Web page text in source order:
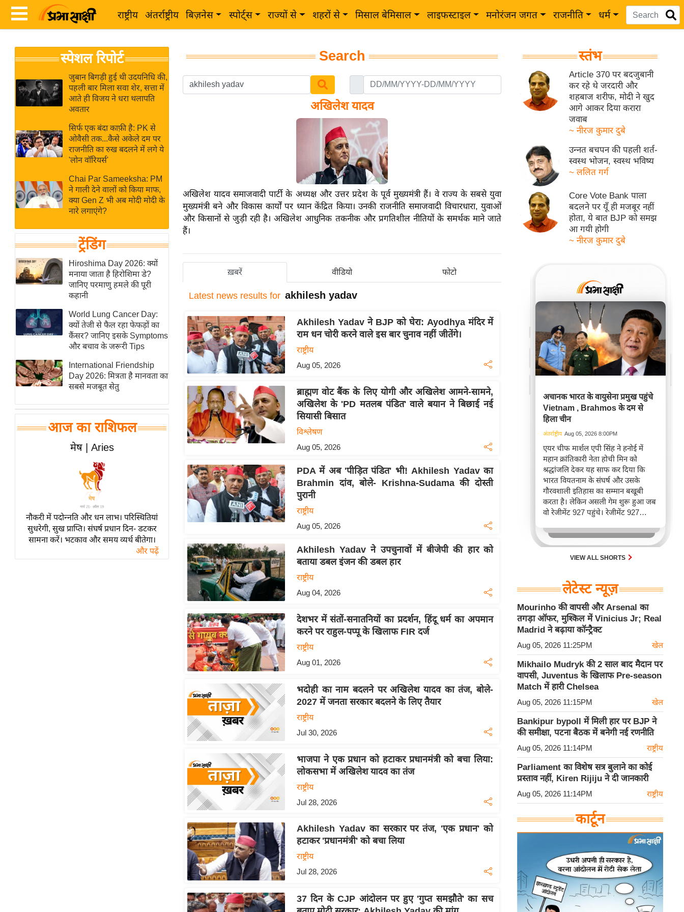
राष्ट्रीय अंतर्राष्ट्रीय बिज़नेस स्पोर्ट्स राज्यों से शहरों से मिसाल बेमिसाल लाइफस्टाइल मनोरंजन जगत राजनीति धर्म
News
Hindi
News
Live
News in
Hindi
Hindi
News
Hindi
ख
ब
अंतर्राष्ट्रीय
बिज़नेस
जगत
विशेषज्ञ
बजट
खेल
क्रिकेट
IPL
ई-पेपर
मिसाल बेमिसाल
यंग इंडिया
साहित्य जगत
न्यूज ब्रीफ
मनोरंजन जगत
बॉलीवुड
फिल्म समीक्षा
लाइफस्टाइल
टेक्नॉलॉजी
स्पेशल रिपोर्ट
जुबान बिगड़ी हुई थी उदयनिधि की,
पहली बार मिला सवा शेर, सत्ता में
आते ही विजय ने धरा थलापति
अवतार
सिर्फ एक बंदा काफ़ी है: PK से
ओवैसी तक...कैसे अकेले दम पर
राजनीति का रुख बदलने में लगे ये
'लोन वॉरियर्स'
Chai Par Sameeksha: PM
ने गाली देने वालों को किया माफ,
क्या Gen Z भी अब मोदी मोदी के
नारे लगाएंगे?
ट्रेंडिंग
Hiroshima Day 2026: क्यों
मनाया जाता है हिरोशिमा डे?
जानिए परमाणु हमले की पूरी
कहानी
World Lung Cancer Day:
क्यों तेजी से फैल रहा फेफड़ों का
कैंसर? जानिए इसके Symptoms
और बचाव के जरूरी Tips
International Friendship
Day 2026: मित्रता है मानवता का
सबसे मजबूत सेतु
आज का राशिफल
मेष | Aries
नौकरी में पदोन्नति और धन लाभ। परिस्थितियां
सुधरेगी, सुख प्राप्ति। संघर्ष प्रधान दिन- डटकर
सामना करें। भटकाव और समय व्यर्थ बीतेगा।
और पढ़ें
Search
अखिलेश यादव
अखिलेश यादव समाजवादी पार्टी के अध्यक्ष और उत्तर प्रदेश के पूर्व मुख्यमंत्री हैं। वे राज्य के सबसे युवा
मुख्यमंत्री बने और विकास कार्यों पर ध्यान केंद्रित किया। उनकी राजनीति समाजवादी विचारधारा, युवाओं
और किसानों से जुड़ी रही है। अखिलेश आधुनिक तकनीक और प्रगतिशील नीतियों के समर्थक माने जाते
हैं।
ख़बरें वीडियो फोटो
Latest news results for akhilesh yadav
Akhilesh Yadav ने BJP को घेरा: Ayodhya मंदिर में
राम धन चोरी करने वाले इस बार चुनाव नहीं जीतेंगे।
राष्ट्रीय
Aug 05, 2026
ब्राह्मण वोट बैंक के लिए योगी और अखिलेश आमने-सामने,
अखिलेश के 'PD मतलब पंडित' वाले बयान ने बिछाई नई
सियासी बिसात
विश्लेषण
Aug 05, 2026
PDA में अब 'पीड़ित पंडित' भी! Akhilesh Yadav का
Brahmin दांव, बोले- Krishna-Sudama की दोस्ती
पुरानी
राष्ट्रीय
Aug 05, 2026
Akhilesh Yadav ने उपचुनावों में बीजेपी की हार को
बताया डबल इंजन की डबल हार
राष्ट्रीय
Aug 04, 2026
देशभर में संतों-सनातनियों का प्रदर्शन, हिंदू धर्म का अपमान
करने पर राहुल-पप्पू के खिलाफ FIR दर्ज
राष्ट्रीय
Aug 01, 2026
भदोही का नाम बदलने पर अखिलेश यादव का तंज, बोले-
2027 में जनता सरकार बदलने के लिए तैयार
राष्ट्रीय
Jul 30, 2026
भाजपा ने एक प्रधान को हटाकर प्रधानमंत्री को बचा लिया:
लोकसभा में अखिलेश यादव का तंज
राष्ट्रीय
Jul 28, 2026
Akhilesh Yadav का सरकार पर तंज, 'एक प्रधान' को
हटाकर 'प्रधानमंत्री' को बचा लिया
राष्ट्रीय
Jul 28, 2026
37 दिन के CJP आंदोलन पर हुए 'गुप्त समझौते' का सच
स्तंभ
Article 370 पर बदजुबानी
कर रहे थे जरदारी और
शहबाज शरीफ, मोदी ने खुद
आगे आकर दिया करारा
जवाब
~ नीरज कुमार दुबे
उन्नत बचपन की पहली शर्त-
स्वस्थ भोजन, स्वस्थ भविष्य
~ ललित गर्ग
Core Vote Bank पाला
बदलने पर यूँ ही मजबूर नहीं
होता, ये बात BJP को समझ
आ गयी होगी
~ नीरज कुमार दुबे
अचानक भारत के वायुसेना प्रमुख पहुंचे
Vietnam , Brahmos के दम से
हिला चीन
अंतर्राष्ट्रीय Aug 05, 2026 8:00PM
एयर चीफ मार्शल एपी सिंह ने हनोई में
महान क्रांतिकारी नेता होची मिन को
श्रद्धांजलि देकर यह साफ कर दिया कि
भारत वियतनाम के संघर्ष और उसके
गौरवशाली इतिहास का सम्मान बखूबी
करता है। लेकिन असली गेम शुरू हुआ जब
वो रेजीमेंट 927 पहुंचे। रेजीमेंट 927
एयर चीफ ने सीधे वियतनामी फाइटर
पायलट से बातचीत की। वियतनाम भी सुई
30 एम के भी उड़ाता है और भारत के पास
VIEW ALL SHORTS
लेटेस्ट न्यूज़
Mourinho की वापसी और Arsenal का
तगड़ा ऑफर, मुश्किल में Vinicius Jr; Real
Madrid ने बढ़ाया कॉन्ट्रैक्ट
Aug 05, 2026 11:25PM खेल
Mikhailo Mudryk की 2 साल बाद मैदान पर
वापसी, Juventus के खिलाफ Pre-season
Match में हारी Chelsea
Aug 05, 2026 11:15PM खेल
Bankipur bypoll में मिली हार पर BJP ने
की समीक्षा, पटना बैठक में बनेगी नई रणनीति
Aug 05, 2026 11:14PM राष्ट्रीय
Parliament का विशेष सत्र बुलाने का कोई
प्रस्ताव नहीं, Kiren Rijiju ने दी जानकारी
Aug 05, 2026 11:14PM राष्ट्रीय
कार्टून